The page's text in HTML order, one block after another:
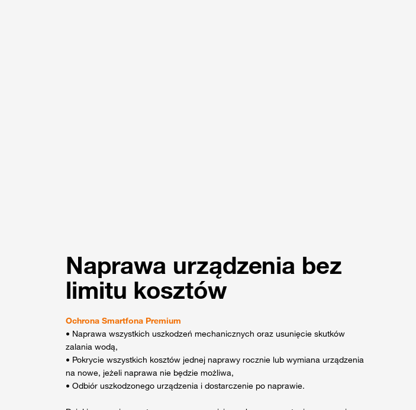
Naprawa urządzenia bez
limitu kosztów
Ochrona Smartfona Premium
• Naprawa wszystkich uszkodzeń mechanicznych oraz usunięcie skutków
zalania wodą,
• Pokrycie wszystkich kosztów jednej naprawy rocznie lub wymiana urządzenia
na nowe, jeżeli naprawa nie będzie możliwa,
• Odbiór uszkodzonego urządzenia i dostarczenie po naprawie.